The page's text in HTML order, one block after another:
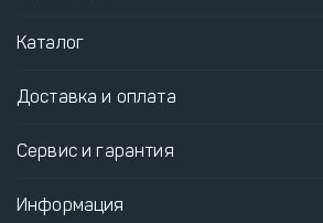
Каталог
Доставка и оплата
Сервис и гарантия
Информация